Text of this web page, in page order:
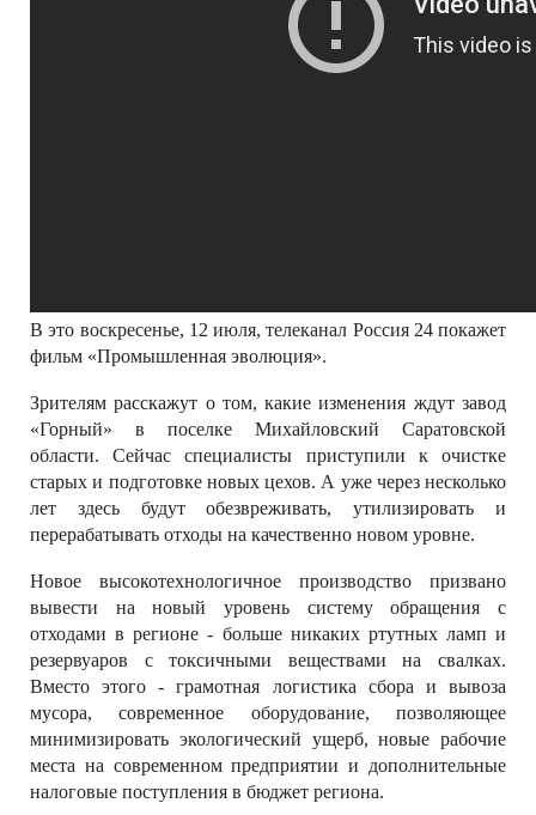
В это воскресенье, 12 июля, телеканал Россия 24 покажет
фильм «Промышленная эволюция».
Зрителям расскажут о том, какие изменения ждут завод
«Горный» в поселке Михайловский Саратовской
области. Сейчас специалисты приступили к очистке
старых и подготовке новых цехов. А уже через несколько
лет здесь будут обезвреживать, утилизировать и
перерабатывать отходы на качественно новом уровне.
Новое высокотехнологичное производство призвано
вывести на новый уровень систему обращения с
отходами в регионе - больше никаких ртутных ламп и
резервуаров с токсичными веществами на свалках.
Вместо этого - грамотная логистика сбора и вывоза
мусора, современное оборудование, позволяющее
минимизировать экологический ущерб, новые рабочие
места на современном предприятии и дополнительные
налоговые поступления в бюджет региона.